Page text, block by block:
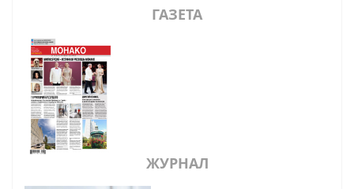
ГАЗЕТА
ЖУРНАЛ